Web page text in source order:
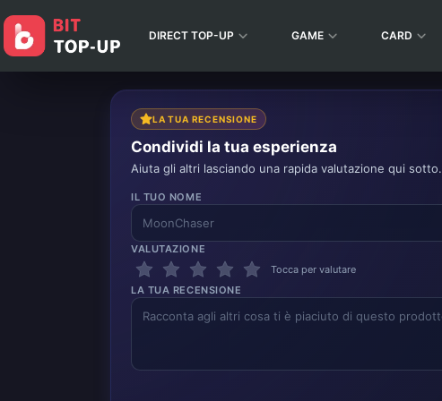
DIRECT TOP-UP GAME CARD
LA TUA RECENSIONE
Condividi la tua esperienza
Aiuta gli altri lasciando una rapida valutazione qui sotto.
IL TUO NOME
VALUTAZIONE
Tocca per valutare
LA TUA RECENSIONE